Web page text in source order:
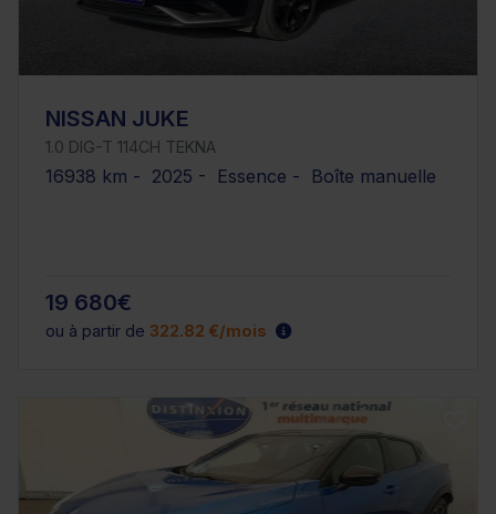
NISSAN JUKE
1.0 DIG-T 114CH TEKNA
16938 km - 2025 - Essence - Boîte manuelle
19 680€
ou à partir de 322.82 €/mois